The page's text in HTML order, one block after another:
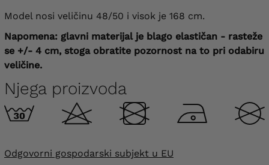
Model nosi veličinu 48/50 i visok je 168 cm.
Napomena: glavni materijal je blago elastičan - rasteže
se +/- 4 cm, stoga obratite pozornost na to pri odabiru
veličine.
Njega proizvoda
Odgovorni gospodarski subjekt u EU